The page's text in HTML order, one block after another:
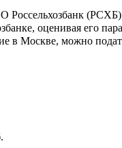
оценивая его
в Москве, можно